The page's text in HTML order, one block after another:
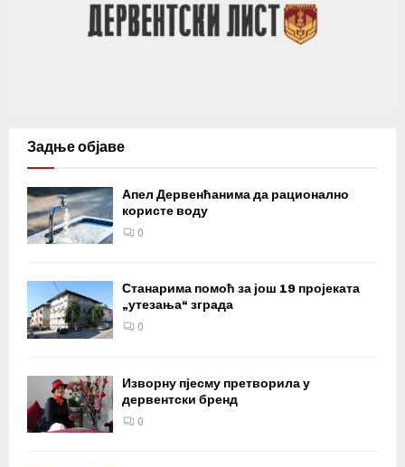
Задње објаве
Апел Дервенћанима да рационално
користе воду
0
Станарима помоћ за још 19 пројеката
„утезања“ зграда
0
Изворну пјесму претворила у
дервентски бренд
0